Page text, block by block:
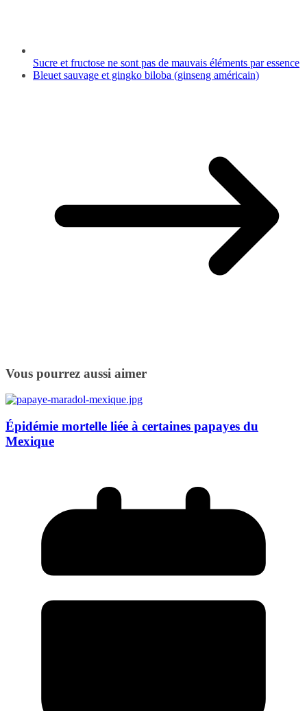
Sucre et fructose ne sont pas de mauvais éléments par essence
Bleuet sauvage et gingko biloba (ginseng américain)
Vous pourrez aussi aimer
Épidémie mortelle liée à certaines papayes du
Mexique